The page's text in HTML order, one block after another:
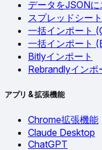
データをJSON
スプレッドシー
一括インポート
一括インポート
Bitlyインポート
Rebrandlyインポ
アプリ & 拡張機能
Chrome拡張機能
Claude Desktop
ChatGPT